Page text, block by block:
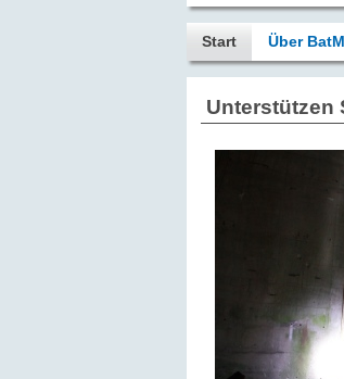
Start Über
Unterstützen